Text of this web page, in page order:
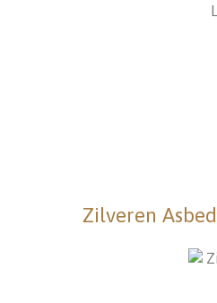
Zilveren